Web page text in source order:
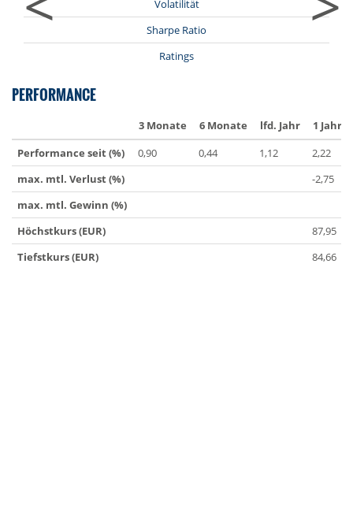
Volatilität
Sharpe Ratio
Ratings
PERFORMANCE
3 Monate 6 Monate lfd. Jahr
1 Jahr
Performance seit (%)
0,90 0,44 1,12
2,22
max. mtl. Verlust (%)
-2,75
max. mtl. Gewinn (%)
Höchstkurs (EUR)
87,95
Tiefstkurs (EUR)
84,66